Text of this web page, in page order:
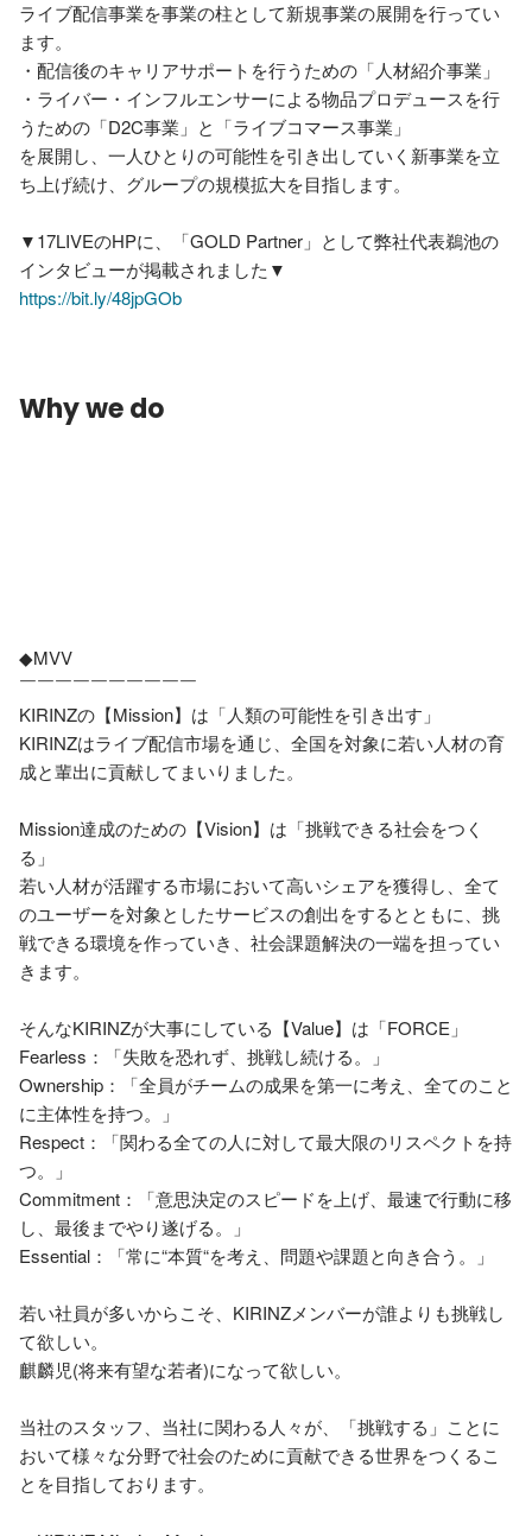
ライブ配信事業を事業の柱として新規事業の展開を行ってい
ます。
・配信後のキャリアサポートを行うための「人材紹介事業」
・ライバー・インフルエンサーによる物品プロデュースを行
うための「D2C事業」と「ライブコマース事業」
を展開し、一人ひとりの可能性を引き出していく新事業を立
ち上げ続け、グループの規模拡大を目指します。
▼17LIVEのHPに、「GOLD Partner」として弊社代表鵜池の
https://bit.ly/48jpGOb
Why we do
◆MVV
￣￣￣￣￣￣￣￣￣￣
KIRINZの【Mission】は「人類の可能性を引き出す」
KIRINZはライブ配信市場を通じ、全国を対象に若い人材の育
成と輩出に貢献してまいりました。
Mission達成のための【Vision】は「挑戦できる社会をつく
る」
若い人材が活躍する市場において高いシェアを獲得し、全て
のユーザーを対象としたサービスの創出をするとともに、挑
戦できる環境を作っていき、社会課題解決の一端を担ってい
きます。
そんなKIRINZが大事にしている【Value】は「FORCE」
Fearless：「失敗を恐れず、挑戦し続ける。」
Ownership：「全員がチームの成果を第一に考え、全てのこと
に主体性を持つ。」
Respect：「関わる全ての人に対して最大限のリスペクトを持
つ。」
Commitment：「意思決定のスピードを上げ、最速で行動に移
し、最後までやり遂げる。」
Essential：「常に“本質“を考え、問題や課題と向き合う。」
若い社員が多いからこそ、KIRINZメンバーが誰よりも挑戦し
て欲しい。
麒麟児(将来有望な若者)になって欲しい。
当社のスタッフ、当社に関わる人々が、「挑戦する」ことに
おいて様々な分野で社会のために貢献できる世界をつくるこ
とを目指しております。